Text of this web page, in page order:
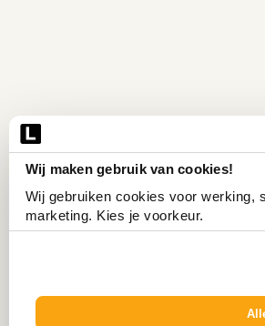
Wij maken gebruik van cookies!
Wij gebruiken cookies voor werking,
marketing. Kies je voorkeur.